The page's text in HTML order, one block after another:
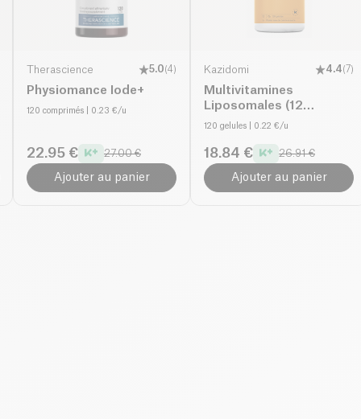
Therascience 5.0(4)
Physiomance Iode+
120 comprimés | 0.23 €/u
22.95 € 27.00 €
Ajouter au panier
Kazidomi 4.4( 7)
Multivitamines
Liposomales (12
vitamines, 8 minéraux)
120 gelules | 0.22 €/u
18.84 € 26.91 €
Ajouter au panier